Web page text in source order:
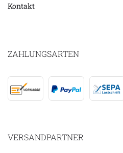
Kontakt
ZAHLUNGSARTEN
VERSANDPARTNER